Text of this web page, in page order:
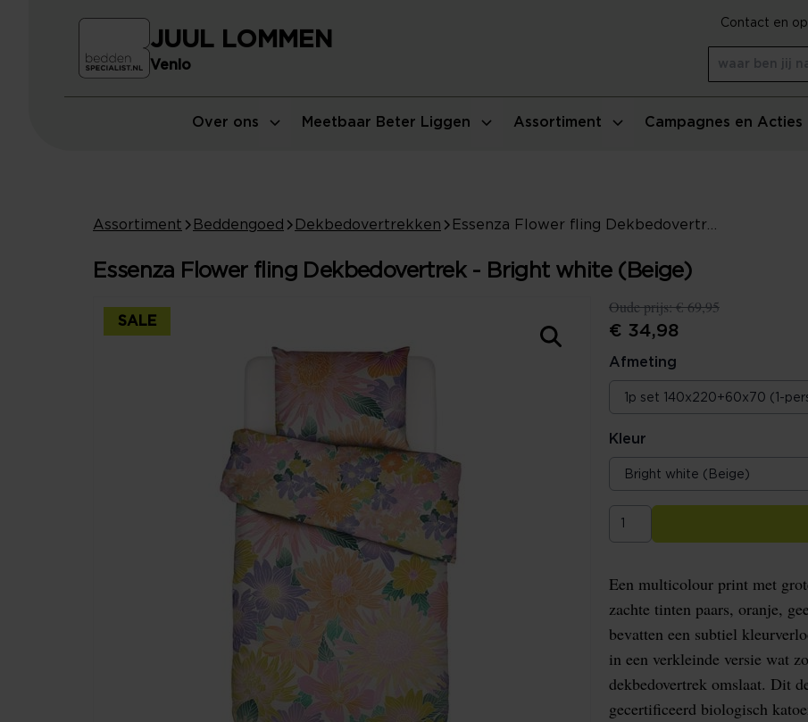
Over ons Meetbaar Beter Liggen Assortiment Campagnes en Acties
JUUL LOMMEN
Venlo
Contact en
Assortiment Beddengoed Dekbedovertrekken
Essenza Flower fling Dekbedovertrek - Bright white (Beige)
SALE
Oude prijs:€ 69,95
€ 34,98
Afmeting
Kleur
Een multicolour print met
zachte tinten paars, oranje,
bevatten een subtiel
in een verkleinde versie wat
dekbedovertrek omslaat. Dit
gecertificeerd biologisch